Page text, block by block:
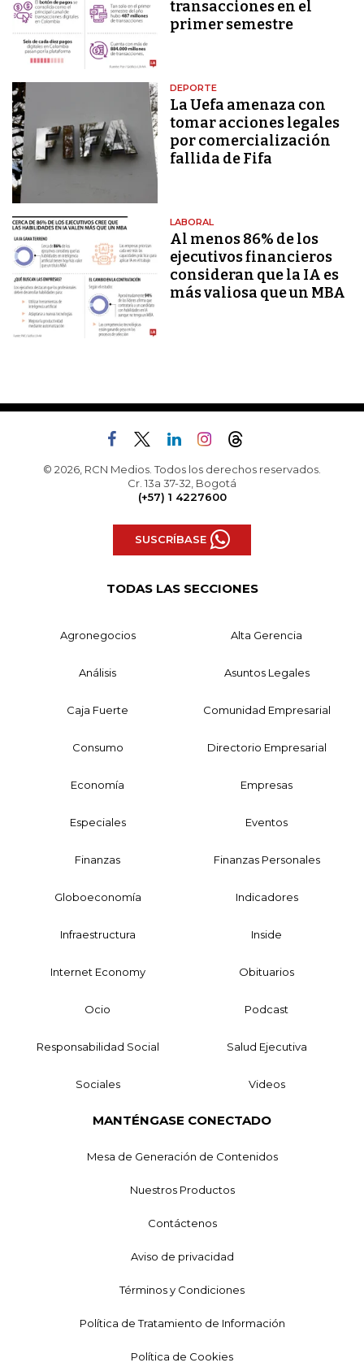
transacciones en el
primer semestre
DEPORTE
La Uefa amenaza con
tomar acciones legales
por comercialización
fallida de Fifa
LABORAL
Al menos 86% de los
ejecutivos financieros
consideran que la IA es
más valiosa que un MBA
© 2026, RCN Medios. Todos los derechos reservados.
Cr. 13a 37-32, Bogotá
(+57) 1 4227600
SUSCRÍBASE
TODAS LAS SECCIONES
Agronegocios Alta Gerencia
Análisis Asuntos Legales
Caja Fuerte Comunidad Empresarial
Consumo Directorio Empresarial
Economía Empresas
Especiales Eventos
Finanzas Finanzas Personales
Globoeconomía Indicadores
Infraestructura Inside
Internet Economy Obituarios
Ocio Podcast
Responsabilidad Social Salud Ejecutiva
Sociales Videos
MANTÉNGASE CONECTADO
Mesa de Generación de Contenidos
Nuestros Productos
Contáctenos
Aviso de privacidad
Términos y Condiciones
Política de Tratamiento de Información
Política de Cookies